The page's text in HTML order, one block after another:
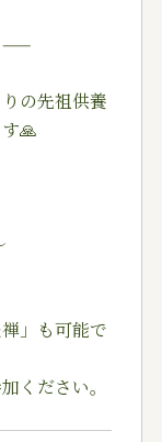
——
の先祖供養
🙏
」も可能で
ください。